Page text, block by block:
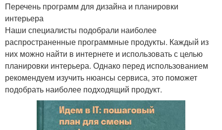
Перечень программ для дизайна и планировки
интерьера
Наши специалисты подобрали наиболее
распространенные программные продукты. Каждый из
них можно найти в интернете и использовать с целью
планировки интерьера. Однако перед использованием
рекомендуем изучить нюансы сервиса, это поможет
подобрать наиболее подходящий продукт.